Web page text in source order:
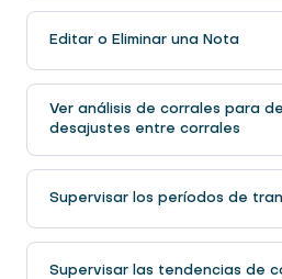
Editar o Eliminar una Nota
Ver análisis de corrales para
desajustes entre corrales
Supervisar los períodos de
Supervisar las tendencias de